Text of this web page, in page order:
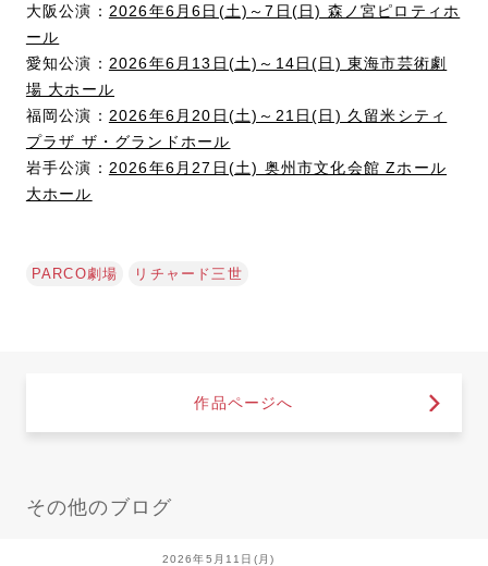
大阪公演： 2026年6月6日(土)～7日(日) 森ノ宮ピロティホ
ール
愛知公演： 2026年6月13日(土)～14日(日) 東海市芸術劇
場 大ホール
福岡公演： 2026年6月20日(土)～21日(日) 久留米シティ
プラザ ザ・グランドホール
岩手公演： 2026年6月27日(土) 奥州市文化会館 Zホール
大ホール
PARCO劇場 リチャード三世
作品ページへ
その他のブログ
2026年5月11日(月)